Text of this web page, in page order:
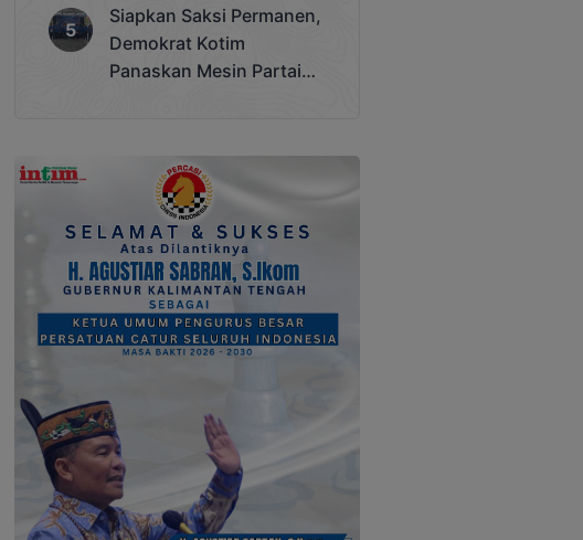
Siapkan Saksi Permanen,
Demokrat Kotim
Panaskan Mesin Partai